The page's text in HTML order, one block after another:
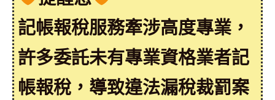
記帳報稅服務牽涉高度專業，
許多委託未有專業資格業者記
帳報稅，導致違法漏稅裁罰案